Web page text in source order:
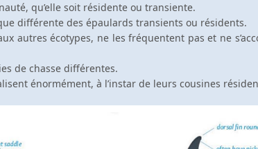
qu’elle soit résidente ou transiente.
différente des épaulards transients ou résidents.
autres écotypes, ne les fréquentent pas et ne
de chasse différentes.
énormément, à l’instar de leurs cousines